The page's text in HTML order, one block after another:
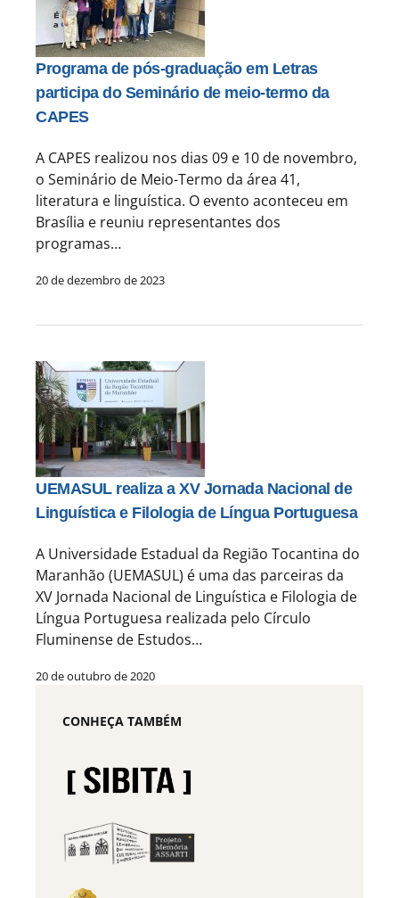
Programa de pós-graduação em Letras
participa do Seminário de meio-termo da
CAPES
A CAPES realizou nos dias 09 e 10 de novembro,
o Seminário de Meio-Termo da área 41,
literatura e linguística. O evento aconteceu em
Brasília e reuniu representantes dos
programas…
20 de dezembro de 2023
UEMASUL realiza a XV Jornada Nacional de
Linguística e Filologia de Língua Portuguesa
A Universidade Estadual da Região Tocantina do
Maranhão (UEMASUL) é uma das parceiras da
XV Jornada Nacional de Linguística e Filologia de
Língua Portuguesa realizada pelo Círculo
Fluminense de Estudos…
20 de outubro de 2020
CONHEÇA TAMBÉM